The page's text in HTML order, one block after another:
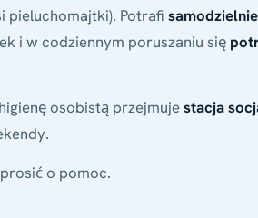
pieluchomajtki). Potrafi
i w codziennym poruszaniu się
osobistą przejmujestacja
o pomoc.